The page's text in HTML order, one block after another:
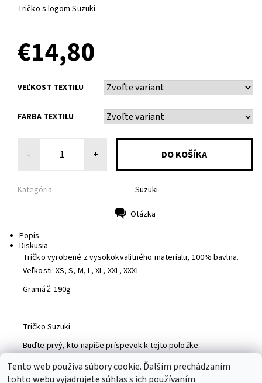
Tričko s logom Suzuki
€14,80
VEĽKOST TEXTILU
FARBA TEXTILU
- +
Kategória: Suzuki
Otázka
Popis
Diskusia
Tričko vyrobené z vysokokvalitného materialu, 100% bavlna.
Veľkosti: XS, S, M, L, XL, XXL, XXXL
Gramáž: 190g
Tričko Suzuki
Buďte prvý, kto napíše príspevok k tejto položke.
Pridať komentár
Tento web používa súbory cookie. Ďalším prechádzaním
tohto webu vyjadrujete súhlas s ich používaním.